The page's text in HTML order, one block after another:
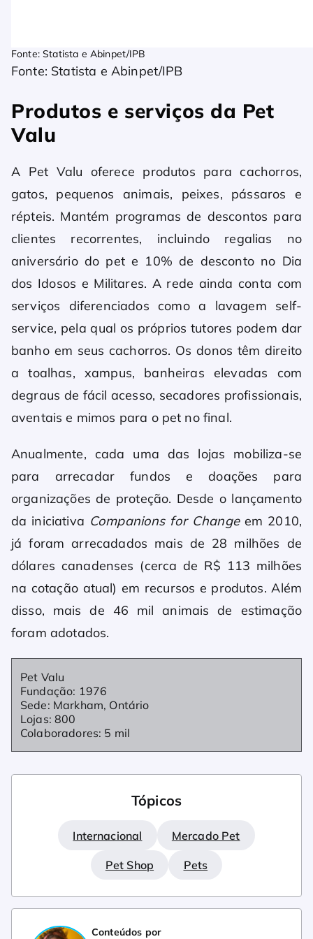
Fonte: Statista e Abinpet/IPB
Fonte: Statista e Abinpet/IPB
Produtos e serviços da Pet
Valu
A Pet Valu oferece produtos para cachorros,
gatos, pequenos animais, peixes, pássaros e
répteis. Mantém programas de descontos para
clientes recorrentes, incluindo regalias no
aniversário do pet e 10% de desconto no Dia
dos Idosos e Militares. A rede ainda conta com
serviços diferenciados como a lavagem self-
service, pela qual os próprios tutores podem dar
banho em seus cachorros. Os donos têm direito
a toalhas, xampus, banheiras elevadas com
degraus de fácil acesso, secadores profissionais,
aventais e mimos para o pet no final.
Anualmente, cada uma das lojas mobiliza-se
para arrecadar fundos e doações para
organizações de proteção. Desde o lançamento
da iniciativa Companions for Changeem 2010,
já foram arrecadados mais de 28 milhões de
dólares canadenses (cerca de R$ 113 milhões
na cotação atual) em recursos e produtos. Além
disso, mais de 46 mil animais de estimação
foram adotados.
Pet Valu
Fundação: 1976
Sede: Markham, Ontário
Lojas: 800
Colaboradores: 5 mil
Tópicos
Internacional Mercado Pet
Pet Shop Pets
Conteúdos por